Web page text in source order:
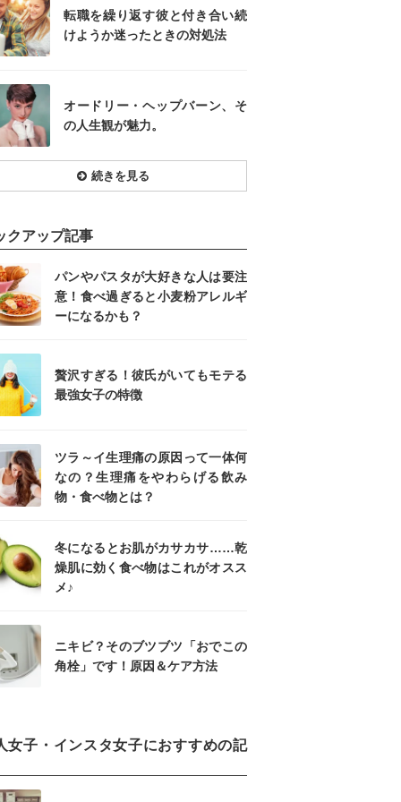
転職を繰り返す彼と付き合い続
けようか迷ったときの対処法
オードリー・ヘップバーン、そ
の人生観が魅力。
続きを見る
クアップ記事
パンやパスタが大好きな人は要注
意！食べ過ぎると小麦粉アレルギ
ーになるかも？
贅沢すぎる！彼氏がいてもモテる
最強女子の特徴
ツラ～イ生理痛の原因って一体何
なの？生理痛をやわらげる飲み
物・食べ物とは？
冬になるとお肌がカサカサ……乾
燥肌に効く食べ物はこれがオスス
メ♪
ニキビ？そのブツブツ「おでこの
角栓」です！原因＆ケア方法
女子・インスタ女子におすすめの記